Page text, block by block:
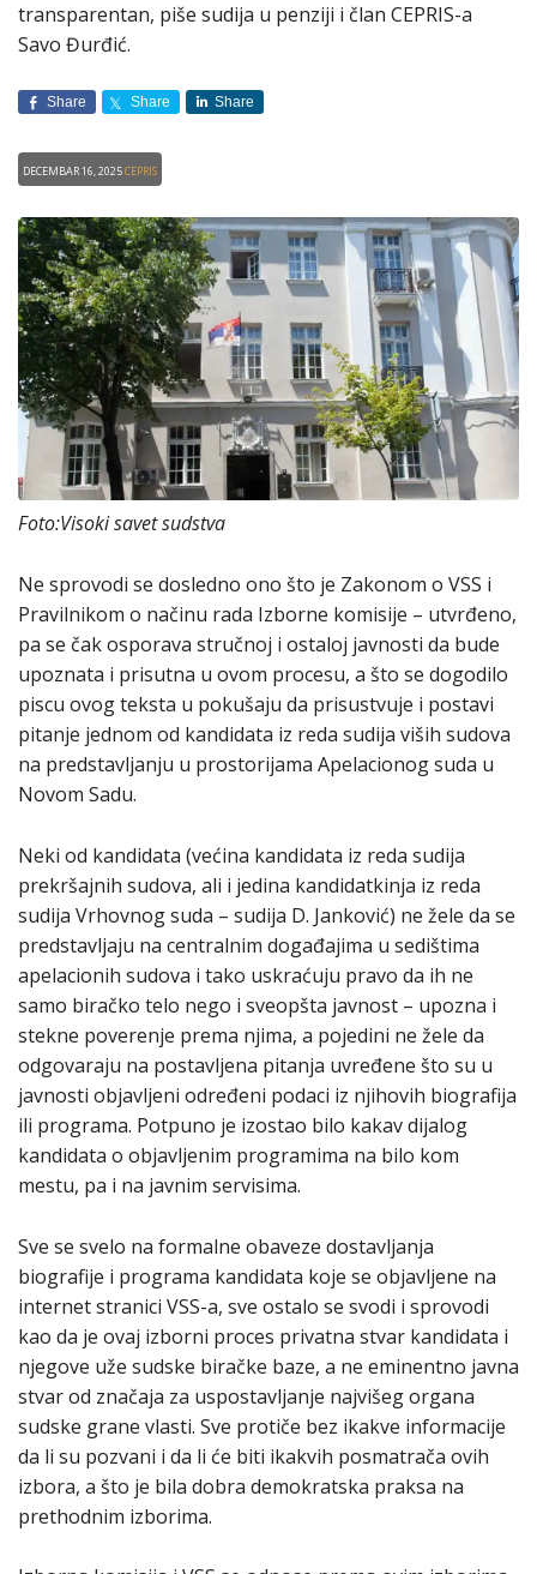
transparentan, piše sudija u penziji i član CEPRIS-a
Savo Đurđić.
Share Share Share
Decembar 16, 2025CEPRIS
Foto:Visoki savet sudstva
Ne sprovodi se dosledno ono što je Zakonom o VSS i
Pravilnikom o načinu rada Izborne komisije – utvrđeno,
pa se čak osporava stručnoj i ostaloj javnosti da bude
upoznata i prisutna u ovom procesu, a što se dogodilo
piscu ovog teksta u pokušaju da prisustvuje i postavi
pitanje jednom od kandidata iz reda sudija viših sudova
na predstavljanju u prostorijama Apelacionog suda u
Novom Sadu.
Neki od kandidata (većina kandidata iz reda sudija
prekršajnih sudova, ali i jedina kandidatkinja iz reda
sudija Vrhovnog suda – sudija D. Janković) ne žele da se
predstavljaju na centralnim događajima u sedištima
apelacionih sudova i tako uskraćuju pravo da ih ne
samo biračko telo nego i sveopšta javnost – upozna i
stekne poverenje prema njima, a pojedini ne žele da
odgovaraju na postavljena pitanja uvređene što su u
javnosti objavljeni određeni podaci iz njihovih biografija
ili programa. Potpuno je izostao bilo kakav dijalog
kandidata o objavljenim programima na bilo kom
mestu, pa i na javnim servisima.
Sve se svelo na formalne obaveze dostavljanja
biografije i programa kandidata koje se objavljene na
internet stranici VSS-a, sve ostalo se svodi i sprovodi
kao da je ovaj izborni proces privatna stvar kandidata i
njegove uže sudske biračke baze, a ne eminentno javna
stvar od značaja za uspostavljanje najvišeg organa
sudske grane vlasti. Sve protiče bez ikakve informacije
da li su pozvani i da li će biti ikakvih posmatrača ovih
izbora, a što je bila dobra demokratska praksa na
prethodnim izborima.